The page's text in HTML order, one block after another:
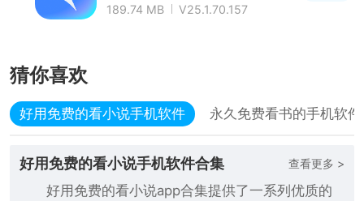
189.74 MB V25.1.70.157
猜你喜欢
好用免费的看小说手机软件 永久免费看书的手机软件
好用免费的看小说手机软件合集 查看更多 >
好用免费的看小说app合集提供了一系列优质的